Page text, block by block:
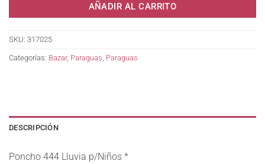
AÑADIR AL CARRITO
SKU: 317025
Categorías: Bazar, Paraguas Paraguas
DESCRIPCIÓN
Poncho 444 Lluvia p/Niños *